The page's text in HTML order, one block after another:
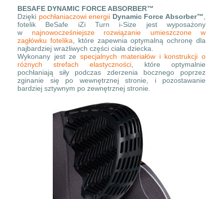
BESAFE DYNAMIC FORCE ABSORBER™
Dzięki pochłaniaczowi energii Dynamic Force Absorber™
fotelik BeSafe iZi Turn i-Size jest wyposażony
w najnowocześniejsze rozwiązanie umieszczone w
zagłówku fotelika , które zapewnia optymalną ochronę dla
najbardziej wrażliwych części ciała dziecka.
Wykonany jest zespecjalnych materiałów i konstrukcji o
różnych strefach elastyczności , które optymalnie
pochłaniają siły podczas zderzenia bocznego poprzez
zginanie się po wewnętrznej stronie, i pozostawanie
bardziej sztywnym po zewnętrznej stronie.